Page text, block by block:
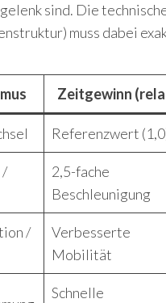
sind. Die
muss dabei
Zeitgewinn
Referenzwert
/
2,5-fache
Beschleunigung
/
Verbesserte
Mobilität
Schnelle